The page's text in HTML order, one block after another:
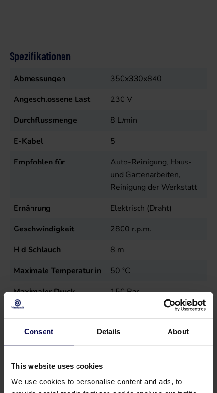
Consent Details About
This website uses cookies
We use cookies to personalise content and ads, to
Spezifikationen
Abmessungen
350x330x840
Angeschlossene Last
230 V
Durchflussmenge
8 L/min
E-Kabel
5
Empfohlen für
Auto-Reinigung, Haus-
und Gartenarbeiten,
Reinigung der Werkstatt
Ernährung
Elektrisch (Draht)
Geschwindigkeit
2800 r.p.m.
H d Schlauch
8 m
Maximale Temperatur in
50 °C
Maximaler Druck
150Bar
Modell
Jet